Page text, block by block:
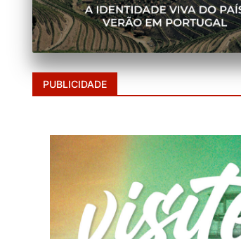
PUBLICIDADE